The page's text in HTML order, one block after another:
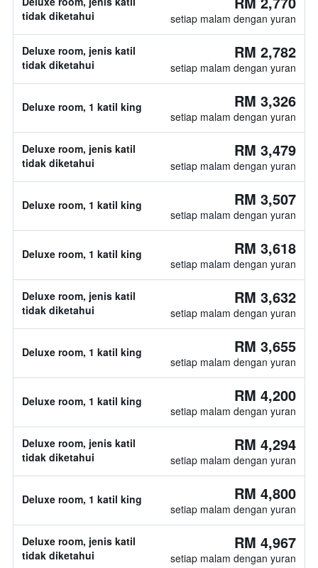
tidak diketahui
setiap malam dengan yuran
Deluxe room, jenis katil
tidak diketahui
RM 2,782
setiap malam dengan yuran
Deluxe room, 1 katil king RM 3,326
setiap malam dengan yuran
Deluxe room, jenis katil
tidak diketahui
RM 3,479
setiap malam dengan yuran
Deluxe room, 1 katil king RM 3,507
setiap malam dengan yuran
Deluxe room, 1 katil king RM 3,618
setiap malam dengan yuran
Deluxe room, jenis katil
tidak diketahui
RM 3,632
setiap malam dengan yuran
Deluxe room, 1 katil king RM 3,655
setiap malam dengan yuran
Deluxe room, 1 katil king RM 4,200
setiap malam dengan yuran
Deluxe room, jenis katil
tidak diketahui
RM 4,294
setiap malam dengan yuran
Deluxe room, 1 katil king RM 4,800
setiap malam dengan yuran
Deluxe room, jenis katil
tidak diketahui
RM 4,967
setiap malam dengan yuran